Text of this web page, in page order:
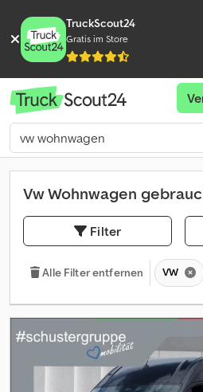
TruckScout24
Gratis im Store
Vw Wohnwagen
Filter
Alle Filter entfernen VW